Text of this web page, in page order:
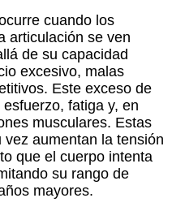
cuando los
articulación se ven
de su capacidad
excesivo, malas
Este exceso de
fatiga y, en
musculares. Estas
vez aumentan la tensión
que el cuerpo intenta
su rango de
mayores.